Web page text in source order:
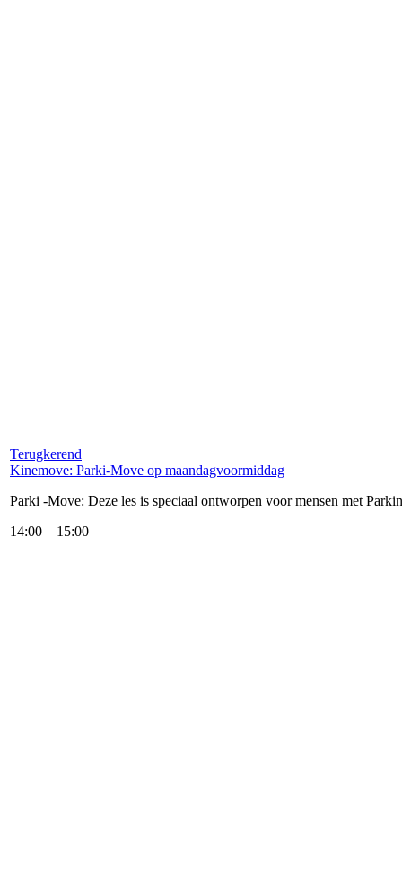
Terugkerend
Kinemove: Parki-Move op maandagvoormiddag
Parki -Move: Deze les is speciaal ontworpen voor mensen met
14:00 – 15:00